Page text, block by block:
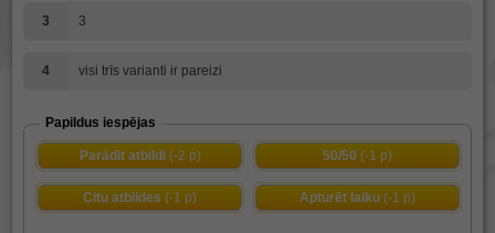
3 3
4 visi trīs varianti ir pareizi
Papildus iespējas
Parādīt atbildi (-2 p) 50/50 (-1 p)
Citu atbildes (-1 p) Apturēt laiku (-1 p)